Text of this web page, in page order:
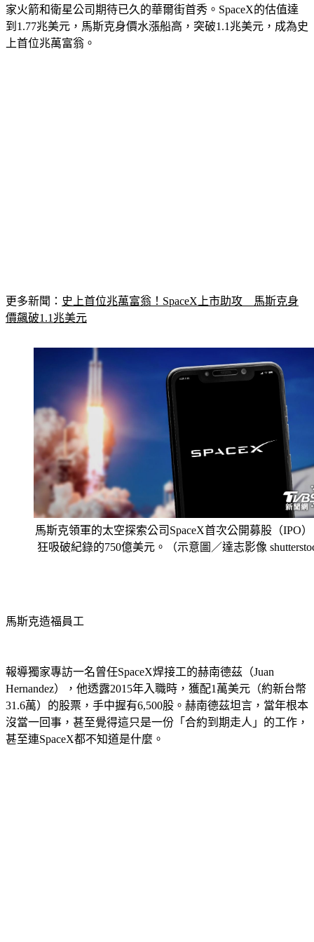
家火箭和衛星公司期待已久的華爾街首秀。SpaceX的估值達
到1.77兆美元，馬斯克身價水漲船高，突破1.1兆美元，成為史
上首位兆萬富翁。
更多新聞： 史上首位兆萬富翁！SpaceX上市助攻　馬斯克身
價飆破1.1兆美元
馬斯克領軍的太空探索公司SpaceX首次公開募股（IPO
狂吸破紀錄的750億美元。（示意圖／達志影像
馬斯克造福員工
報導獨家專訪一名曾任SpaceX焊接工的赫南德茲（Juan
Hernandez），他透露2015年入職時，獲配1萬美元（約新台幣
31.6萬）的股票，手中握有6,500股。赫南德茲坦言，當年根本
沒當一回事，甚至覺得這只是一份「合約到期走人」的工作，
甚至連SpaceX都不知道是什麼。